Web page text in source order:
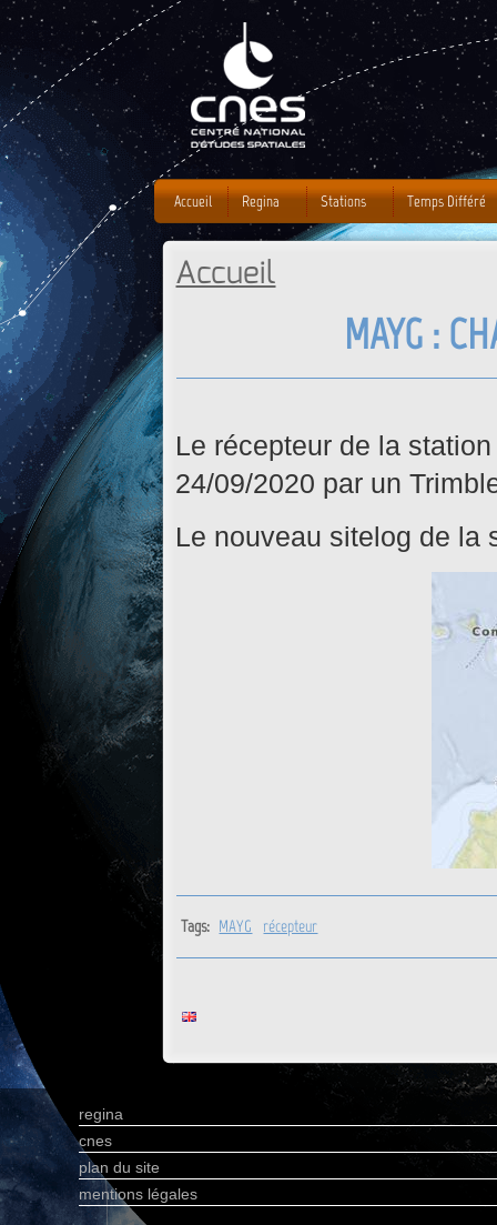
Vous êtes ici
Accueil
MAYG :
Le récepteur de la
24/09/2020 par un
Le nouveau sitelog de
Tags: MAYG récepteur
Accueil Regina Stations Temps Différé
regina
cnes
plan du site
mentions légales